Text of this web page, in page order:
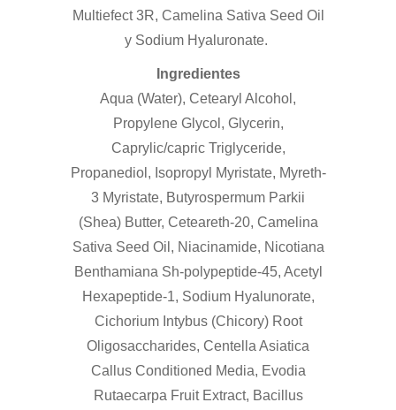
Multiefect 3R, Camelina Sativa Seed Oil
y Sodium Hyaluronate.
Ingredientes
Aqua (Water), Cetearyl Alcohol,
Propylene Glycol, Glycerin,
Caprylic/capric Triglyceride,
Propanediol, Isopropyl Myristate, Myreth-
3 Myristate, Butyrospermum Parkii
(Shea) Butter, Ceteareth-20, Camelina
Sativa Seed Oil, Niacinamide, Nicotiana
Benthamiana Sh-polypeptide-45, Acetyl
Hexapeptide-1, Sodium Hyalunorate,
Cichorium Intybus (Chicory) Root
Oligosaccharides, Centella Asiatica
Callus Conditioned Media, Evodia
Rutaecarpa Fruit Extract, Bacillus